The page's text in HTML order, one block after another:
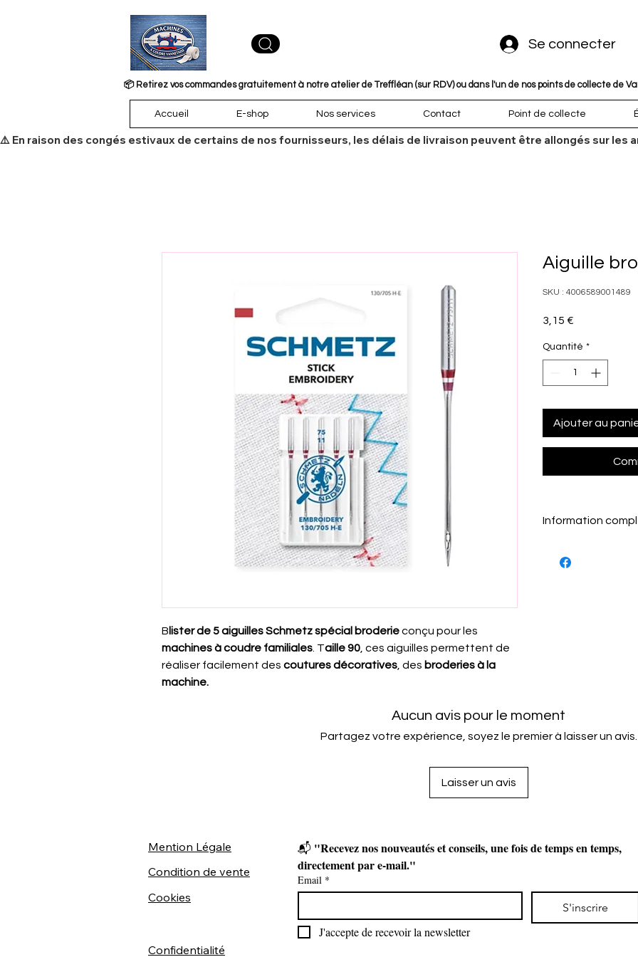
Se connecter
📦 Retirez vos commandes gratuitement à notre atelier de Treffléan (sur RDV) ou dans l'un de nos points de collecte de
Accueil E-shop Nos services Contact Point de collecte
​⚠️ En raison des congés estivaux de certains de nos fournisseurs, les délais de livraison peuvent être allongés sur
B lister de 5 aiguilles Schmetz spécial broderieconçu pour les
machines à coudre familiales . Taille 90 , ces aiguilles permettent de
réaliser facilement des coutures décoratives , des broderies à la
machine.
Aiguille
SKU : 4006589001489
3,15 €
Quantité *
Ajouter au
Information
Marquage couleur :
Aucun avis pour le moment
Partagez votre expérience, soyez le premier à laisser un avis.
Laisser un avis
Mention Légale
Condition de vente
Cookies
Confidentialité
📬 "Recevez nos nouveautés et conseils, une fois de temps en temps,
directement par e-mail."
Email *
S'inscrire
J'accepte de recevoir la newsletter